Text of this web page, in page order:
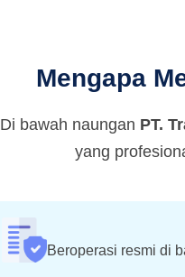
Mengapa
Di bawah naungan PT.
yang
Beroperasi resmi di